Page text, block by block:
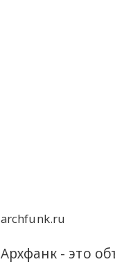
archfunk.ru
Архфанк - это